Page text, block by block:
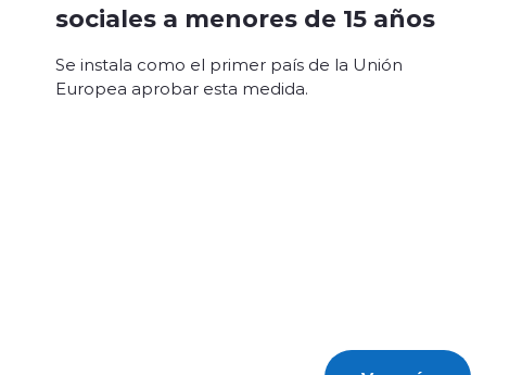
sociales a menores de 15 años
Se instala como el primer país de la Unión
Europea aprobar esta medida.